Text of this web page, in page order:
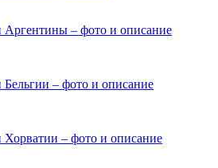
Аргентины – фото и описание
Бельгии – фото и описание
Хорватии – фото и описание